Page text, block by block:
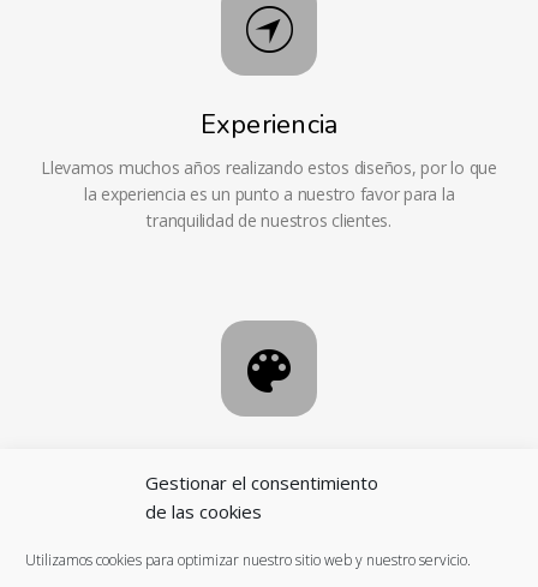
Gestionar el consentimiento
de las cookies
Utilizamos cookies para optimizar nuestro sitio web y nuestro servicio.
Experiencia
Llevamos muchos años realizando estos diseños, por lo que
la experiencia es un punto a nuestro favor para la
tranquilidad de nuestros clientes.
Te ofrecemos un servicio de personalización total, para que
necesidades.